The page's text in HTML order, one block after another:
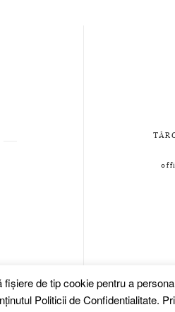
fişiere de tip cookie pentru a
Politicii de Confidentialitate.